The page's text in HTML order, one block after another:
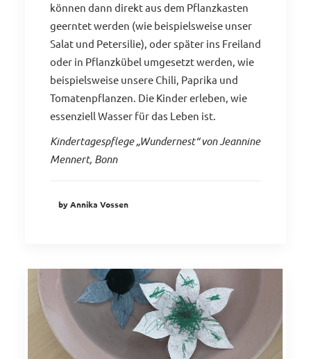
können dann direkt aus dem Pflanzkasten
geerntet werden (wie beispielsweise unser
Salat und Petersilie), oder später ins Freiland
oder in Pflanzkübel umgesetzt werden, wie
beispielsweise unsere Chili, Paprika und
Tomatenpflanzen. Die Kinder erleben, wie
essenziell Wasser für das Leben ist.
Kindertagespflege „Wundernest“ von Jeannine
Mennert, Bonn
by Annika Vossen